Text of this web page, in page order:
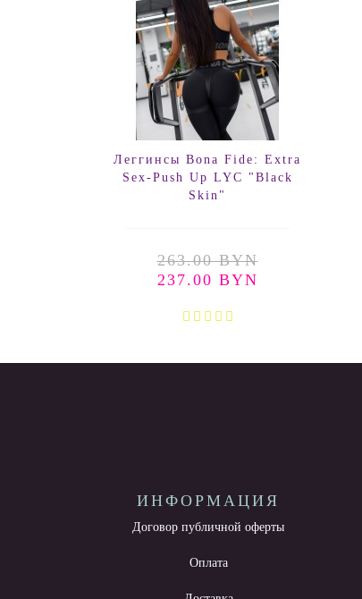
Леггинсы Bona Fide: Extra
Sex-Push Up LYC "Black
Skin"
263.00 BYN
237.00 BYN
ИНФОРМАЦИЯ
Договор публичной оферты
Оплата